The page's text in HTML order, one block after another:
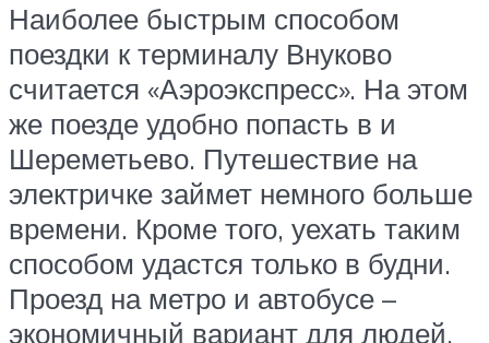
Наиболее быстрым способом
поездки к терминалу Внуково
считается «Аэроэкспресс». На этом
же поезде удобно попасть в и
Шереметьево. Путешествие на
электричке займет немного больше
времени. Кроме того, уехать таким
способом удастся только в будни.
Проезд на метро и автобусе –
экономичный вариант для людей,